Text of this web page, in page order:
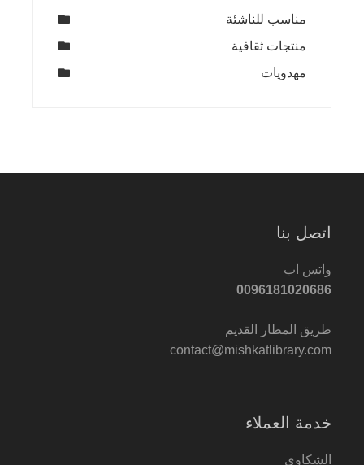
مناسب للناشئة
منتجات ثقافية
مهدويات
اتصل بنا
واتس اب
0096181020686
طريق المطار القديم
contact@mishkatlibrary.com
خدمة العملاء
الشكاوى